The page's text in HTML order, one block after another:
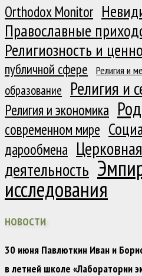
Orthodox Monitor
Православные
Религиозность и
публичной сфере
Религия и
образование
Религия и
Религия и экономика
современном мире
дарообмена
деятельность
исследования
НОВОСТИ
30 июня Павлюткин Иван и
в летней школе «Лаборатории